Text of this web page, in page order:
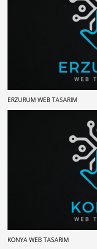
ERZURUM WEB TASARIM
KONYA WEB TASARIM